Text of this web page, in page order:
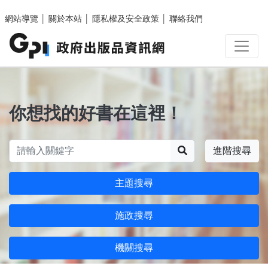
網站導覽
關於本站 隱私權及安全政策 聯絡我們
你想找的好書在這裡！
進階搜尋
主題搜尋
施政搜尋
機關搜尋